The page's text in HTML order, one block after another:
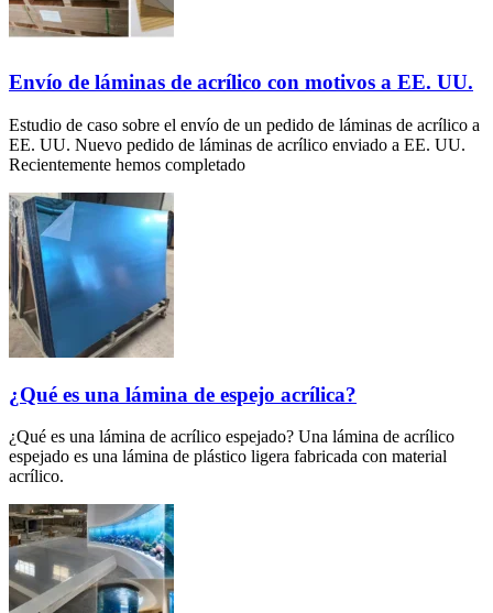
Envío de láminas de acrílico con motivos a EE. UU.
Estudio de caso sobre el envío de un pedido de láminas de acrílico a
EE. UU. Nuevo pedido de láminas de acrílico enviado a EE. UU.
Recientemente hemos completado
¿Qué es una lámina de espejo acrílica?
¿Qué es una lámina de acrílico espejado? Una lámina de acrílico
espejado es una lámina de plástico ligera fabricada con material
acrílico.